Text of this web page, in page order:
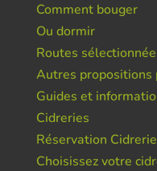
Comment bouger
Ou dormir
Routes
Autres propositions
Guides et
Cidreries
Réservation Cidrerie
Choisissez votre